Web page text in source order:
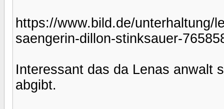
https://www.bild.de/unterhaltung/
saengerin-dillon-stinksauer-
Interessant das da Lenas anwalt
abgibt.